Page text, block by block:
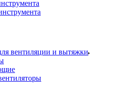
вентиляции и вытяжки